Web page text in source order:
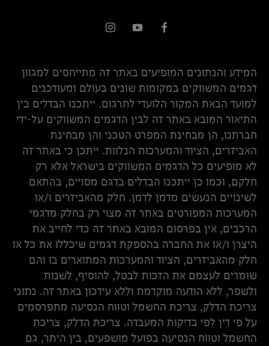
המידע והנתונים המופיעים באתר זה מתייחסים למגוון
דגמים המשווקים במקומות שונים בעולם ומעודכנים
למועד הבאת המקור הלועדי לתרגום. ייתכנו הבדלים בין
התיאור המובא באתר זה לבין הדגמים המשווקים על-ידי
חברתנו, הן מבחינת המפרט הטכני והן מבחינת
האביזרים, הציוד והמערכות הנלוות. ייתכן כי באתר זה
לא מופיעים כל הדגמים המשווקים בישראל אלא רק
חלקם, וכמו כן ייתכנו הבדלים בדגם מסויים, בהתאם
לשינויים הנעשים מדמן לדמן. חלק מהאביזרים ו/או
המערכות המפורטים באתר זה מצוי רק בחלק מדגמי
הרכבים, אין בפרסום המובא באתר זה כדי לחייב את
היצרן ו/או את החברה בהספקת דגמים שיכללו את כל או
חלק מהאביזרים, הציוד והמערכות המתוארים בו והם
שומרים לעצמם את הזכות לבטל, להוסיף, לשנות
ולשפר, ללא הודעה מוקדמת וללא עידכון באתר זה. נתוני
צריכת הדלק, צריכת החשמל וטווח הנסיעה מתפרסמים
על פי דין לפי בדיקות המעבדה. צריכת הדלק, צריכת
החשמל וטווח הנסיעה בפועל מושפעים, בין היתר, גם